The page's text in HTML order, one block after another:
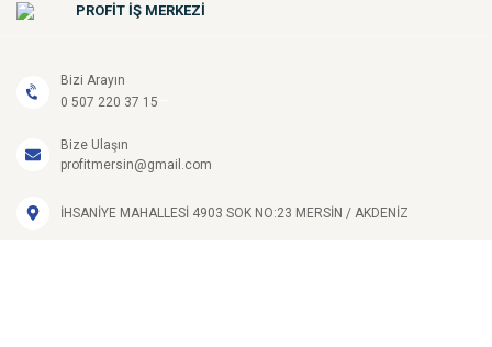
PROFİT İŞ MERKEZİ
Bizi Arayın
0 507 220 37 15
Bize Ulaşın
profitmersin@gmail.com
İHSANİYE MAHALLESİ 4903 SOK NO:23 MERSİN / AKDENİZ